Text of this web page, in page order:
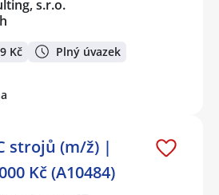
s.r.o.
Kč Plný úvazek
strojů (m/ž) |
Kč (A10484)